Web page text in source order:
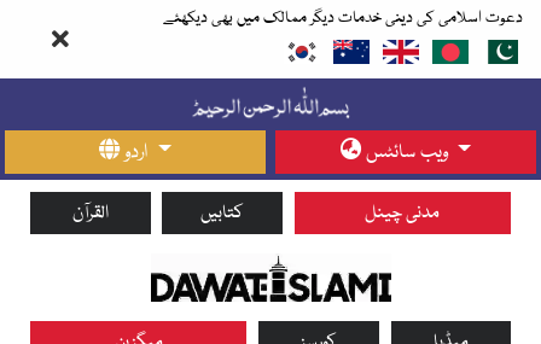
دعوت اسلامی کی دینی خدمات دیگر ممالک میں بھی دیکھئے
اردو ویب سائٹس
القرآن کتابیں مدنی چینل